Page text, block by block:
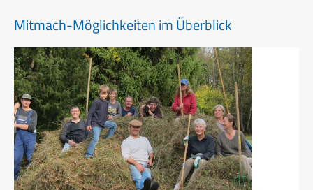
Mitmach-Möglichkeiten im Überblick